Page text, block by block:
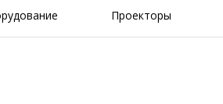
Проекторы